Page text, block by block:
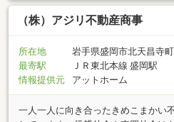
（株）アジリ不動産商事
所在地
岩手県盛岡市北天昌寺
最寄駅
ＪＲ東北本線 盛岡駅
情報提供元
アットホーム
一人一人に向き合ったきめこまかい